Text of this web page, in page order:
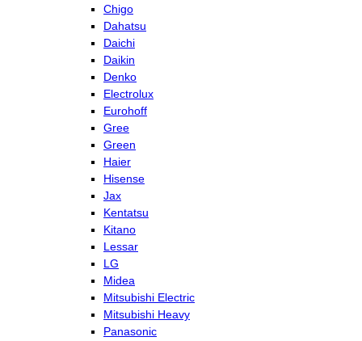
Chigo
Dahatsu
Daichi
Daikin
Denko
Electrolux
Eurohoff
Gree
Green
Haier
Hisense
Jax
Kentatsu
Kitano
Lessar
LG
Midea
Mitsubishi Electric
Mitsubishi Heavy
Panasonic